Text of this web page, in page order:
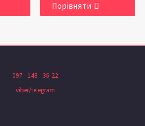
Порівняти
097 - 148 - 36-22
viber/telegram